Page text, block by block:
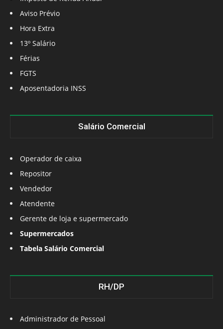
Aviso Prévio
Hora Extra
13º Salário
Férias
FGTS
Aposentadoria INSS
Salário Comercial
Operador de caixa
Repositor
Vendedor
Atendente
Gerente de loja e supermercado
Supermercados
Tabela Salário Comercial
RH/DP
Administrador de Pessoal